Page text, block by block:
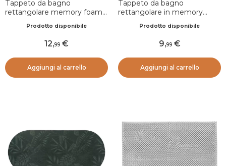
Tappeto da bagno
rettangolare memory foam
ottanioProdotto disponibile
12,99
Aggiungi al carrello
Tappeto da bagno
rettangolare in memory
Cappuccino
Prodotto disponibile
9,99
Aggiungi al carrello